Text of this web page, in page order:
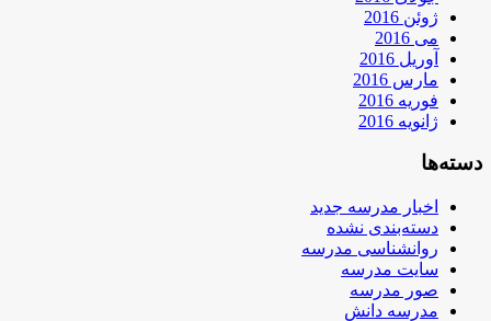
ژوئن 2016
می 2016
آوریل 2016
مارس 2016
فوریه 2016
ژانویه 2016
دسته‌ها
اخبار مدرسه جدید
دسته‌بندی نشده
روانشناسی مدرسه
سایت مدرسه
صور مدرسه
مدرسه دانش